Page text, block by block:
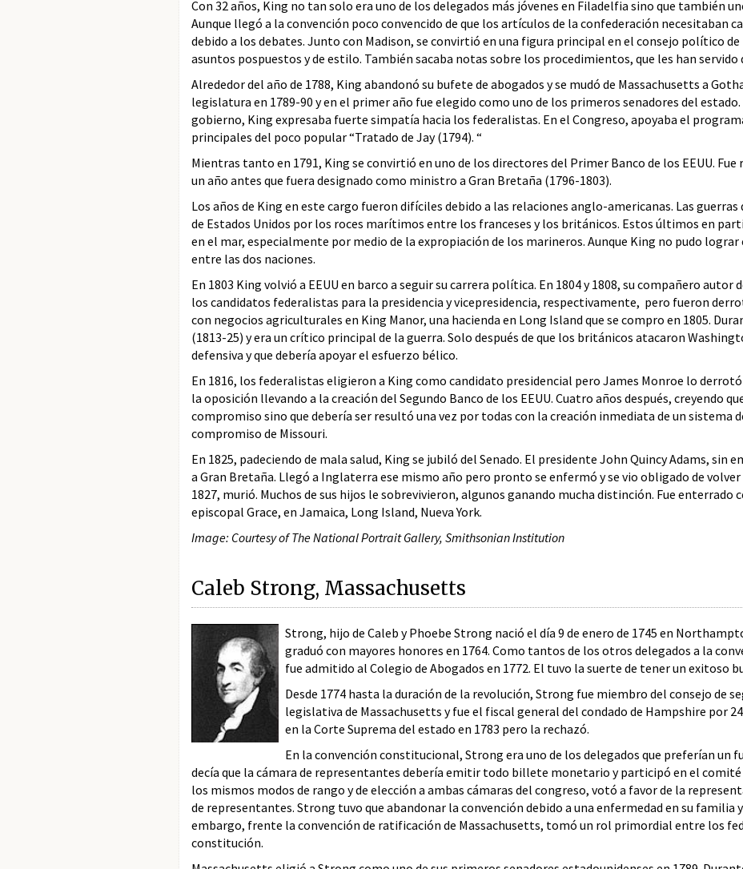
Con 32 años, King no tan solo era uno de los delegados más jóvenes en Filadelfia sino que también
Aunque llegó a la convención poco convencido de que los artículos de la confederación
debido a los debates. Junto con Madison, se convirtió en una figura principal en el consejo político
asuntos pospuestos y de estilo. También sacaba notas sobre los procedimientos, que les han
Alrededor del año de 1788, King abandonó su bufete de abogados y se mudó de Massachusetts a
legislatura en 1789-90 y en el primer año fue elegido como uno de los primeros senadores del
gobierno, King expresaba fuerte simpatía hacia los federalistas. En el Congreso, apoyaba el
principales del poco popular “Tratado de Jay (1794). “
Mientras tanto en 1791, King se convirtió en uno de los directores del Primer Banco de los EEUU.
un año antes que fuera designado como ministro a Gran Bretaña (1796-1803).
Los años de King en este cargo fueron difíciles debido a las relaciones anglo-americanas. Las
de Estados Unidos por los roces marítimos entre los franceses y los británicos. Estos últimos en
en el mar, especialmente por medio de la expropiación de los marineros. Aunque King no pudo
entre las dos naciones.
En 1803 King volvió a EEUU en barco a seguir su carrera política. En 1804 y 1808, su compañero
los candidatos federalistas para la presidencia y vicepresidencia, respectivamente, pero fueron
con negocios agriculturales en King Manor, una hacienda en Long Island que se compro en 1805.
(1813-25) y era un crítico principal de la guerra. Solo después de que los británicos atacaron
defensiva y que debería apoyar el esfuerzo bélico.
En 1816, los federalistas eligieron a King como candidato presidencial pero James Monroe lo
la oposición llevando a la creación del Segundo Banco de los EEUU. Cuatro años después, creyendo
compromiso sino que debería ser resultó una vez por todas con la creación inmediata de un sistema
compromiso de Missouri.
En 1825, padeciendo de mala salud, King se jubiló del Senado. El presidente John Quincy Adams,
a Gran Bretaña. Llegó a Inglaterra ese mismo año pero pronto se enfermó y se vio obligado de
1827, murió. Muchos de sus hijos le sobrevivieron, algunos ganando mucha distinción. Fue enterrado
episcopal Grace, en Jamaica, Long Island, Nueva York.
Image: Courtesy of The National Portrait Gallery, Smithsonian Institution
Caleb Strong, Massachusetts
Strong, hijo de Caleb y Phoebe Strong nació el día 9 de enero de 1745 en
graduó con mayores honores en 1764. Como tantos de los otros delegados a la
fue admitido al Colegio de Abogados en 1772. El tuvo la suerte de tener un exitoso
Desde 1774 hasta la duración de la revolución, Strong fue miembro del consejo de
legislativa de Massachusetts y fue el fiscal general del condado de Hampshire por
en la Corte Suprema del estado en 1783 pero la rechazó.
En la convención constitucional, Strong era uno de los delegados que preferían
decía que la cámara de representantes debería emitir todo billete monetario y participó en el
los mismos modos de rango y de elección a ambas cámaras del congreso, votó a favor de la
de representantes. Strong tuvo que abandonar la convención debido a una enfermedad en su
embargo, frente la convención de ratificación de Massachusetts, tomó un rol primordial entre los
constitución.